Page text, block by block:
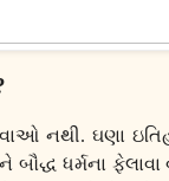
નથી. ઘણા
ધર્મના